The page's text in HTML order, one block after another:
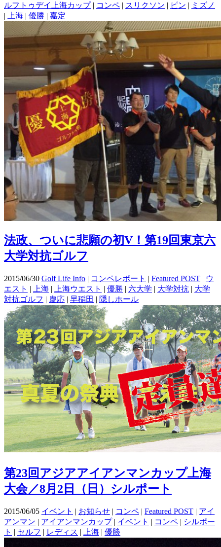
ルフトゥデイ上海カップ| コンペ | スリクソン | ピン | ミズノ
|
上海 | 優勝 | 嘉定
法政、ついに悲願の初V！第19回東京六
大学対抗ゴルフ
2015/06/30 Golf Life Info | コンペレポート | Featured POST | ウ
エスト | 上海 | 上海ウエスト | 優勝 | 六大学 | 大学対抗 | 大学
対抗ゴルフ | 慶応 | 早稲田 | 隠しホール
第23回アジアアイアンマンカップ上海
大会／8月2日（日）シルポート
2015/06/05 イベント | お知らせ | コンペ | Featured POST | アイ
アンマン | アイアンマンカップ| イベント | コンペ | シルポー
ト | セルフ | レディス | 上海 | 優勝